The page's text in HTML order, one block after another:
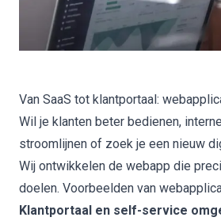
Van SaaS tot klantportaal:
Wil je klanten beter bedienen,
stroomlijnen of zoek je een nieuw
Wij ontwikkelen de webapp die
doelen. Voorbeelden van
Klantportaal en self-service